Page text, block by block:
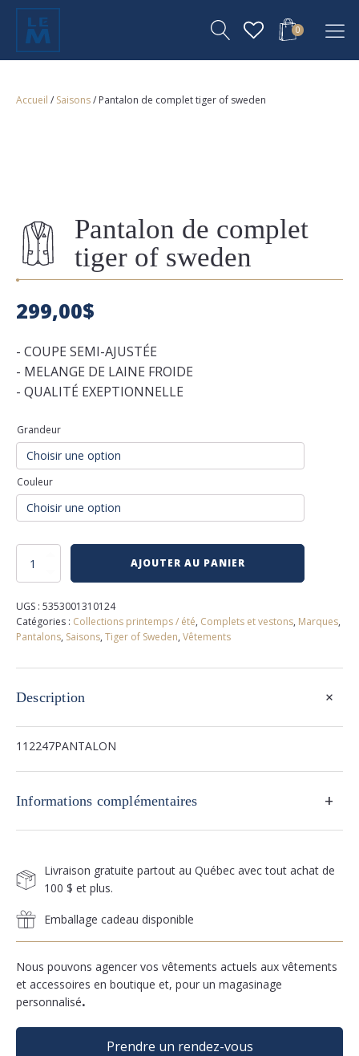
0
Accueil / Saisons/ Pantalon de complet tiger of sweden
Pantalon de complet
tiger of sweden
299,00$
- COUPE SEMI-AJUSTÉE
- MELANGE DE LAINE FROIDE
- QUALITÉ EXEPTIONNELLE
Grandeur
Couleur
quantité
de
complet
tiger
sweden
AJOUTER AU PANIER
UGS : 5353001310124
Catégories : Collections printemps / été, Complets et vestons, Marques,
Pantalons, Saisons, Tiger of Sweden, Vêtements
Description +
112247PANTALON
Informations complémentaires +
Livraison gratuite partout au Québec avec tout achat de
100 $ et plus.
Emballage cadeau disponible
Nous pouvons agencer vos vêtements actuels aux vêtements
et accessoires en boutique et, pour un magasinage
personnalisé.
Prendre un rendez-vous